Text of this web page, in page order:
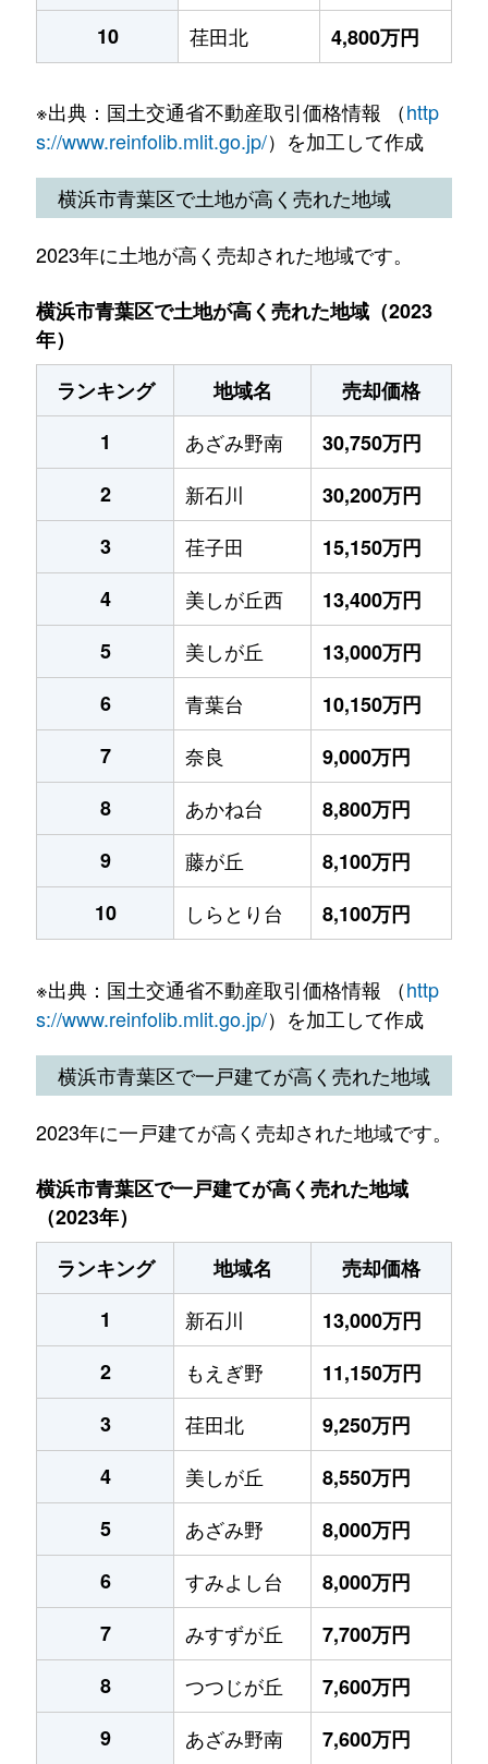
10
荏田北 4,800万円
※出典：国土交通省不動産取引価格情報 （http
s://www.reinfolib.mlit.go.jp/）を加工して作成
横浜市青葉区で土地が高く売れた地域
2023年に土地が高く売却された地域です。
横浜市青葉区で土地が高く売れた地域（2023
年）
ランキング
地域名
売却価格
1
あざみ野南
30,750万円
2
新石川
30,200万円
3
荏子田
15,150万円
4
美しが丘西
13,400万円
5
美しが丘
13,000万円
6
青葉台
10,150万円
7
奈良
9,000万円
8
あかね台
8,800万円
9
藤が丘
8,100万円
10
しらとり台 8,100万円
※出典：国土交通省不動産取引価格情報 （http
s://www.reinfolib.mlit.go.jp/）を加工して作成
横浜市青葉区で一戸建てが高く売れた地域
2023年に一戸建てが高く売却された地域です。
横浜市青葉区で一戸建てが高く売れた地域
（2023年）
ランキング
地域名
売却価格
1
新石川
13,000万円
2
もえぎ野
11,150万円
3
荏田北
9,250万円
4
美しが丘
8,550万円
5
あざみ野
8,000万円
6
すみよし台
8,000万円
7
みすずが丘
7,700万円
8
つつじが丘
7,600万円
9
あざみ野南 7,600万円